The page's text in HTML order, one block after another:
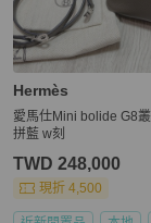
Hermès
愛馬仕Mini bolide G8叢林綠銀釦 內
拼藍 w刻
TWD 248,000
現折 4,500